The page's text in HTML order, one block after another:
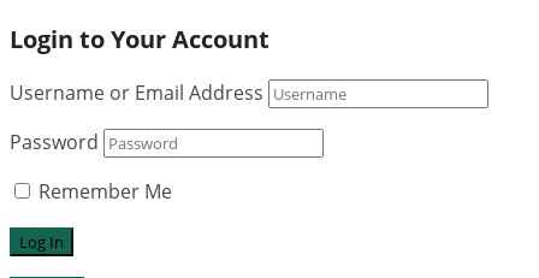
Login to Your Account
Username or Email Address
Password
Remember Me